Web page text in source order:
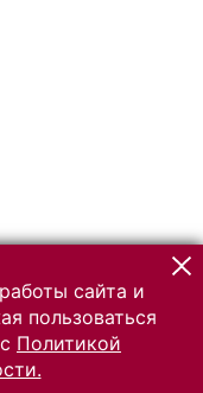
сайта и
пользоваться
Политикой